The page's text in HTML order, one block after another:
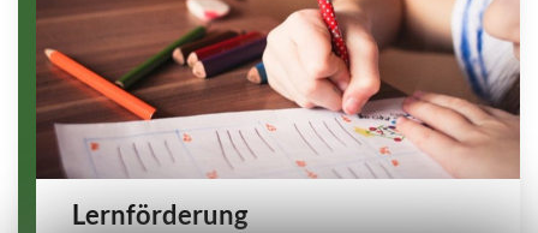
Lernförderung